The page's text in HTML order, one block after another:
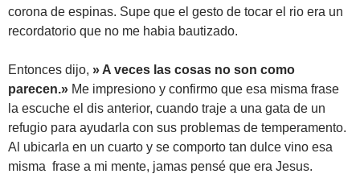
corona de espinas. Supe que el gesto de tocar el rio era un
recordatorio que no me habia bautizado.
Entonces dijo, » A veces las cosas no son como
parecen.» Me impresiono y confirmo que esa misma frase
la escuche el dis anterior, cuando traje a una gata de un
refugio para ayudarla con sus problemas de temperamento.
Al ubicarla en un cuarto y se comporto tan dulce vino esa
misma frase a mi mente, jamas pensé que era Jesus.